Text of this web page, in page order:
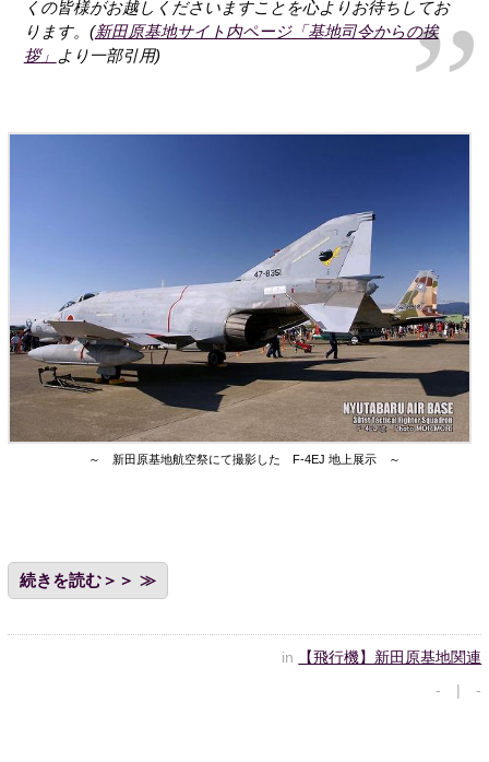
くの皆様がお越しくださいますことを心よりお待ちしてお
ります。(新田原基地サイト内ページ「基地司令からの挨
拶」 より一部引用)
～ 新田原基地航空祭にて撮影した F-4EJ 地上展示 ～
続きを読む＞＞
in
【飛行機】新田原基地関連
- | -